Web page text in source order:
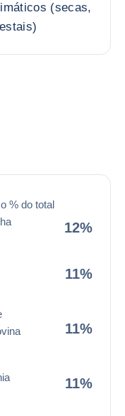
(secas,
% do total
12%
11%
11%
11%